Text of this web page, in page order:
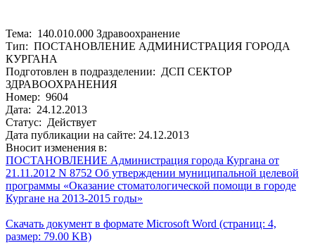
Тема: 140.010.000 Здравоохранение
Тип: ПОСТАНОВЛЕНИЕ АДМИНИСТРАЦИЯ ГОРОДА
КУРГАНА
Подготовлен в подразделении: ДСП СЕКТОР
ЗДРАВООХРАНЕНИЯ
Номер: 9604
Дата: 24.12.2013
Статус: Действует
Дата публикации на сайте: 24.12.2013
Вносит изменения в:
ПОСТАНОВЛЕНИЕ Администрация города Кургана от
21.11.2012 N 8752 Об утверждении муниципальной целевой
программы «Оказание стоматологической помощи в городе
Кургане на 2013-2015 годы»
Скачать документ в формате Microsoft Word (страниц: 4,
размер: 79.00 KB)